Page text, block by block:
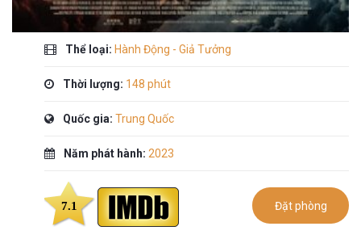
Thể loại: Hành Động - Giả Tưởng
Thời lượng: 148 phút
Quốc gia: Trung Quốc
Năm phát hành: 2023
7.1 Đặt phòng